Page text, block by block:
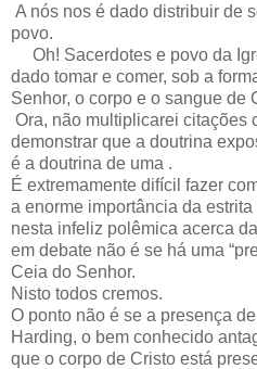
A nós nos é dado distribuir de
povo.
Oh! Sacerdotes e povo da
dado tomar e comer, sob a
Senhor, o corpo e o sangue de
Ora, não multiplicarei citações
demonstrar que a doutrina
é a doutrina de uma .
É extremamente difícil fazer
a enorme importância da
nesta infeliz polêmica acerca
em debate não é se há uma
Ceia do Senhor.
Nisto todos cremos.
O ponto não é se a presença
Harding, o bem conhecido
que o corpo de Cristo está